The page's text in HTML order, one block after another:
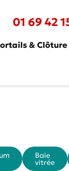
01 69 42
& Clôture
Baie
vitrée